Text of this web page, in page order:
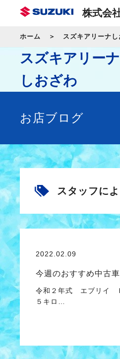
株式会
ホーム スズキアリーナ
スズキアリー
しおざわ
お店ブログ
スタッフに
2022.02.09
今週のおすすめ中古車
令和２年式 エブリイ
５キロ…